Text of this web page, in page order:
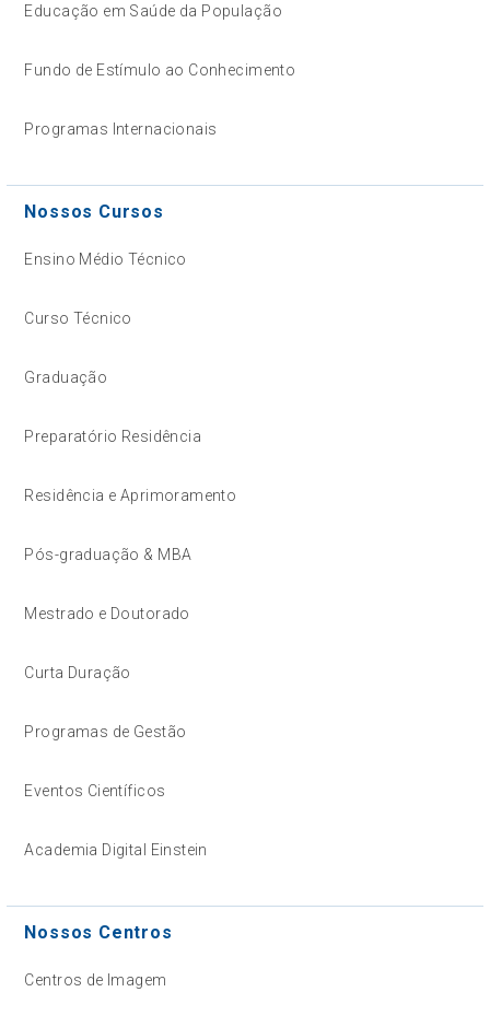
Educação em Saúde da População
Fundo de Estímulo ao Conhecimento
Programas Internacionais
Nossos Cursos
Ensino Médio Técnico
Curso Técnico
Graduação
Preparatório Residência
Residência e Aprimoramento
Pós-graduação & MBA
Mestrado e Doutorado
Curta Duração
Programas de Gestão
Eventos Científicos
Academia Digital Einstein
Nossos Centros
Centros de Imagem